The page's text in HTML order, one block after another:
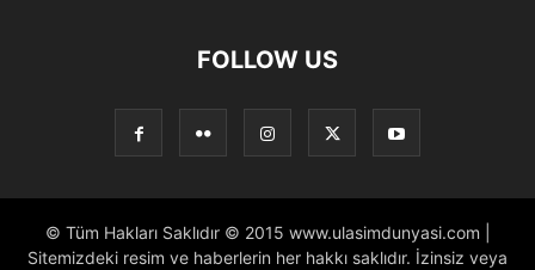
FOLLOW US
© Tüm Hakları Saklıdır © 2015 www.ulasimdunyasi.com |
Sitemizdeki resim ve haberlerin her hakkı saklıdır. İzinsiz veya